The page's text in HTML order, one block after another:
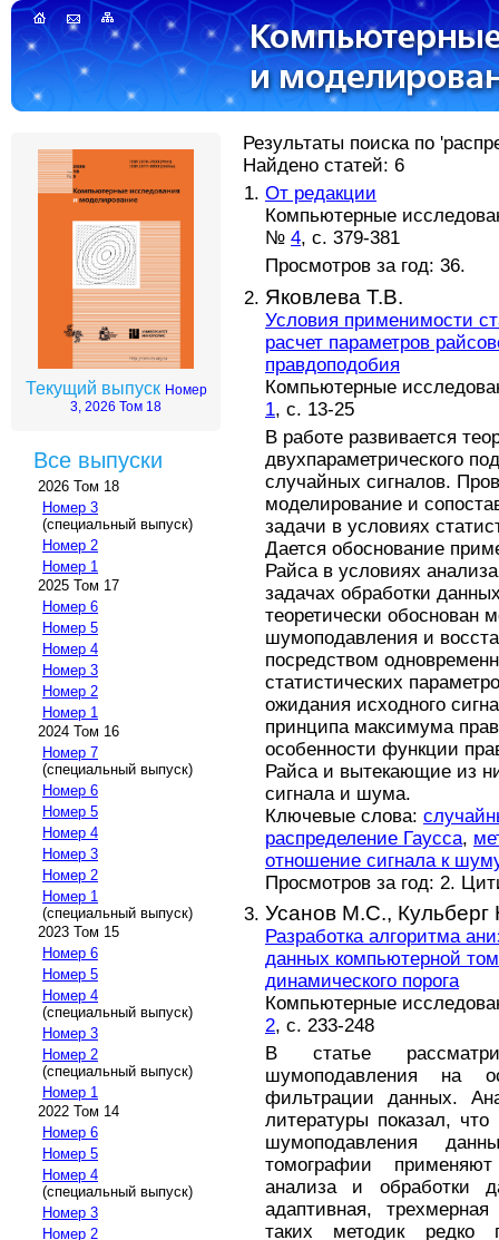
Текущий выпуск Номер
3, 2026 Том 18
Все выпуски
2026 Том 18
Номер 3
(специальный выпуск)
Номер 2
Номер 1
2025 Том 17
Номер 6
Номер 5
Номер 4
Номер 3
Номер 2
Номер 1
2024 Том 16
Номер 7
(специальный выпуск)
Номер 6
Номер 5
Номер 4
Номер 3
Номер 2
Номер 1
(специальный выпуск)
2023 Том 15
Номер 6
Номер 5
Номер 4
(специальный выпуск)
Номер 3
Номер 2
(специальный выпуск)
Номер 1
2022 Том 14
Номер 6
Номер 5
Номер 4
(специальный выпуск)
Номер 3
Номер 2
Результаты поиска по
Найдено статей: 6
От редакции
Компьютерные
№ 4, с. 379-381
Просмотров за год: 36.
Яковлева Т.В.
Условия применимости
расчет параметров
правдоподобия
Компьютерные
1, с. 13-25
В работе развивается
двухпараметрического
случайных сигналов.
моделирование и
задачи в условиях
Дается обоснование
Райса в условиях
задачах обработки
теоретически обоснован
шумоподавления и
посредством
статистических
ожидания исходного
принципа максимума
особенности функции
Райса и вытекающие из
сигнала и шума.
Ключевые слова:
распределение Гаусса,
отношение сигнала к
Просмотров за год: 2.
Усанов М.С.,
Разработка алгоритма
данных компьютерной
динамического порога
Компьютерные
2, с. 233-248
В статье
шумоподавления на
фильтрации данных.
литературы показал,
шумоподавления
томографии
анализа и обработки
адаптивная,
таких методик редко